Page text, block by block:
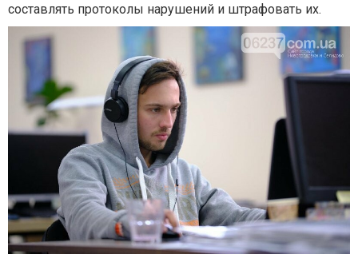
составлять протоколы нарушений и штрафовать их.